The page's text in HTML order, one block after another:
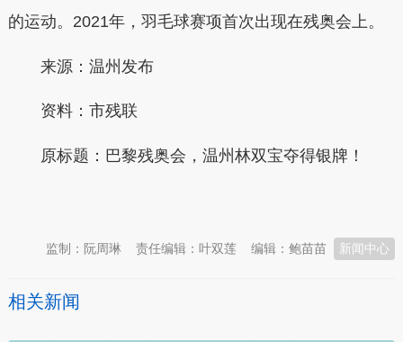
的运动。2021年，羽毛球赛项首次出现在残奥会上。
来源：温州发布
资料：市残联
原标题： 巴黎残奥会，温州林双宝夺得银牌！
新闻中心
编辑：鲍苗苗
责任编辑：叶双莲
监制：阮周琳
相关新闻